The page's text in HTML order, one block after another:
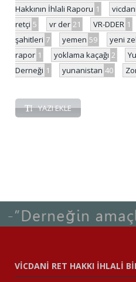
Hakkının İhlali Raporu 1
retçi 5 vr der 21 VR-DDER 1
şahitleri 7 yemen 59 yeni
rapor 1 yoklama kaçağı 2
Derneği 1 yunanistan 40
YAZI EKLE
VİCDANİ RET HAKKI İHLALİ